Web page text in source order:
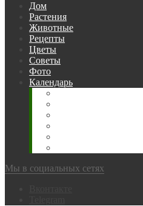
Дом
Растения
Животные
Рецепты
Цветы
Советы
Фото
Календарь
Мы в социальных сетях